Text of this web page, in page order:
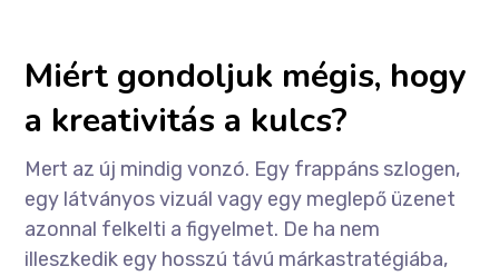
Miért gondoljuk mégis, hogy
a kreativitás a kulcs?
Mert az új mindig vonzó. Egy frappáns szlogen,
egy látványos vizuál vagy egy meglepő üzenet
azonnal felkelti a figyelmet. De ha nem
illeszkedik egy hosszú távú márkastratégiába,